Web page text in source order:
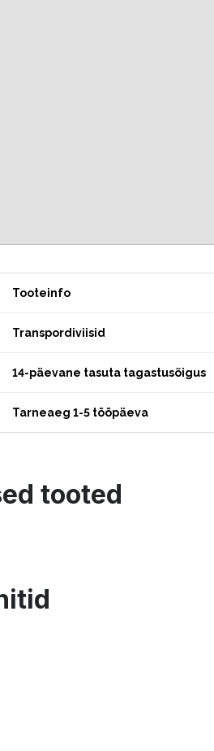
Tooteinfo
Transpordiviisid
14-päevane tasuta tagastusõigus
Tarneaeg 1-5 tööpäeva
tooted